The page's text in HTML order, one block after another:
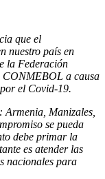
que el
nuestro país en
la Federación
a causa
el Covid-19.
Armenia, Manizales,
se pueda
debe primar la
es atender las
nacionales para